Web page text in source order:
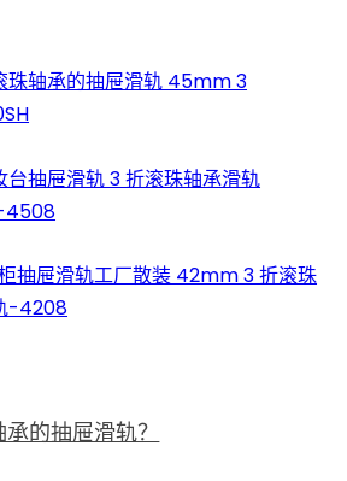
珠轴承的抽屉滑轨 45mm 3
台抽屉滑轨 3 折滚珠轴承滑轨
抽屉滑轨工厂散装 42mm 3 折滚珠
-4208
的抽屉滑轨？